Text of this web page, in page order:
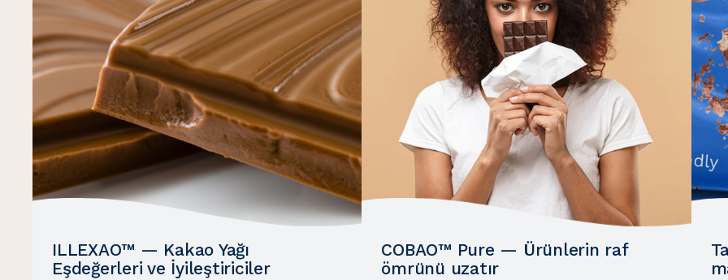
ILLEXAO™ — Kakao Yağı
Eşdeğerleri ve İyileştiriciler
COBAO™ Pure — Ürünlerin raf
ömrünü uzatır